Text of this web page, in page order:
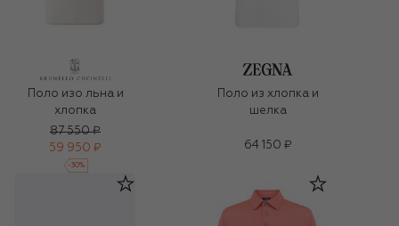
Поло изо льна и
хлопка
87 550 ₽
59 950 ₽
-30%
Поло из хлопка и
шелка
64 150 ₽